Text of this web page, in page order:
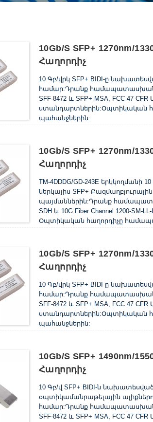
10Gb/s SFP+ 1270nm/
Հաղորդիչ
10 Գբ/վրկ SFP+ BIDI-ը
համար:Դրանք համապատասխանում
SFF-8472 և SFP+ MSA, FCC 47
ստանդարտներին:Օպտիկական
պահանջներին:
10Gb/s SFP+ 1270nm/
Հաղորդիչ
TM-4DDDG/GD-243E
ներկայիս SFP+
պայմաններին:Դրանք
SDH և 10G Fiber Channel 1200-SM-LL-
Օպտիկական հաղորդիչը
10Gb/s SFP+ 1270nm/
Հաղորդիչ
10 Գբ/վրկ SFP+ BIDI-ը
համար:Դրանք համապատասխանում
SFF-8472 և SFP+ MSA, FCC 47
ստանդարտներին:Օպտիկական
պահանջներին:
10Gb/s SFP+ 1490nm/
Հաղորդիչ
10 Գբ/վ SFP+ BIDI-ն նախատեսված
օպտիկամանրաթելային
համար:Դրանք համապատասխանում
SFF-8472 և SFP+ MSA, FCC 47